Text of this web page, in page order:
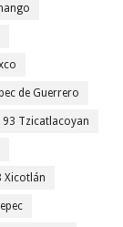
de Guerrero
Tzicatlacoyan
Xicotlán